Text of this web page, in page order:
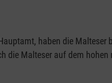
haben die
die Malteser auf dem